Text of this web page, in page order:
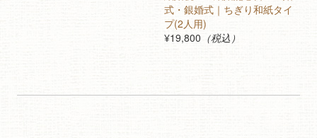
式・銀婚式｜ちぎり和紙タイ
プ(2人用)
¥19,800 （税込）